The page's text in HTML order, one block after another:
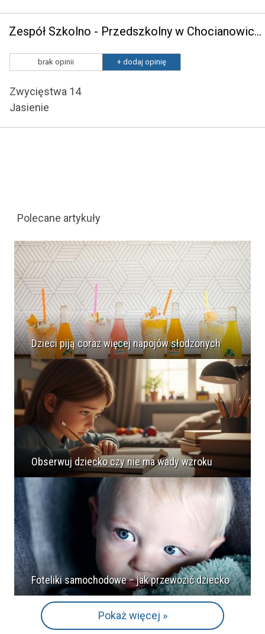
Zespół Szkolno - Przedszkolny w Chocianowicach Przedszkole Samorządowe w Jasieniu
brak opinii + dodaj opinię
Zwycięstwa 14
Jasienie
Polecane artykuły
Dzieci piją coraz więcej napojów słodzonych
Obserwuj dziecko czy nie ma wady wzroku
Foteliki samochodowe – jak przewozić dziecko
Pokaż więcej »